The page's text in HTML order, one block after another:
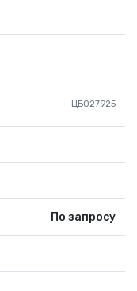
ЦБ027925
По запросу